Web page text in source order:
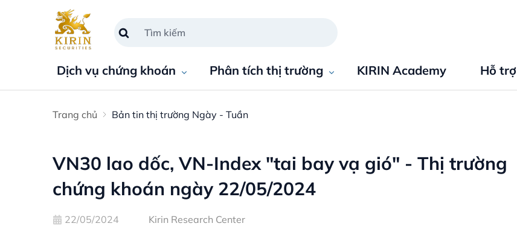
Dịch vụ chứng khoán Phân tích thị trường KIRIN Academy Hỗ trợ
Trang chủ Bản tin thị trường Ngày - Tuần
VN30 lao dốc, VN-Index "tai bay vạ gió" - Thị trường
chứng khoán ngày 22/05/2024
22/05/2024 Kirin Research Center